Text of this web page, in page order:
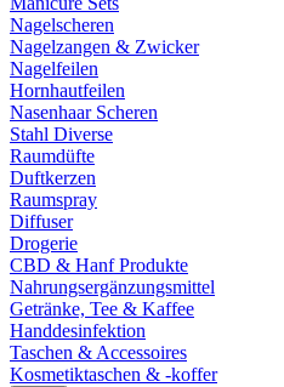
Nagelscheren
Nagelzangen & Zwicker
Nagelfeilen
Hornhautfeilen
Nasenhaar Scheren
Stahl Diverse
Raumdüfte
Duftkerzen
Raumspray
Diffuser
Drogerie
CBD & Hanf Produkte
Nahrungsergänzungsmittel
Getränke, Tee & Kaffee
Handdesinfektion
Taschen & Accessoires
Kosmetiktaschen & -koffer